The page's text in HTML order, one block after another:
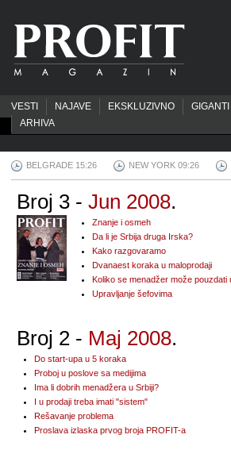
VESTI NAJAVE EKSKLUZIVNO GIGANTI
ARHIVA
BELGRADE 15:26 NEW YORK 09:26
Broj 3 - Jun 2008.
Znanje i osmeh
Da li je Srbija druga Irska?
Kako razgovaramo
Dvanaest koraka u maloprodaji
Koliko se menadžer može pouzdati
Upravljanje šefovima
Broj 2 - Maj 2008.
Do start-upa u 5 koraka
Proboj u poslove sa medijima
Ima li dobrih menadžera u Srbiji?
I u prodaji treba imati "sistem"
Rešavanje problema
Proslava izlaska prvog broja PROFIT-a